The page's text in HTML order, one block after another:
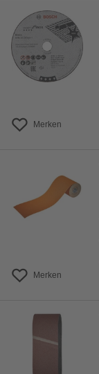
Merken
Merken